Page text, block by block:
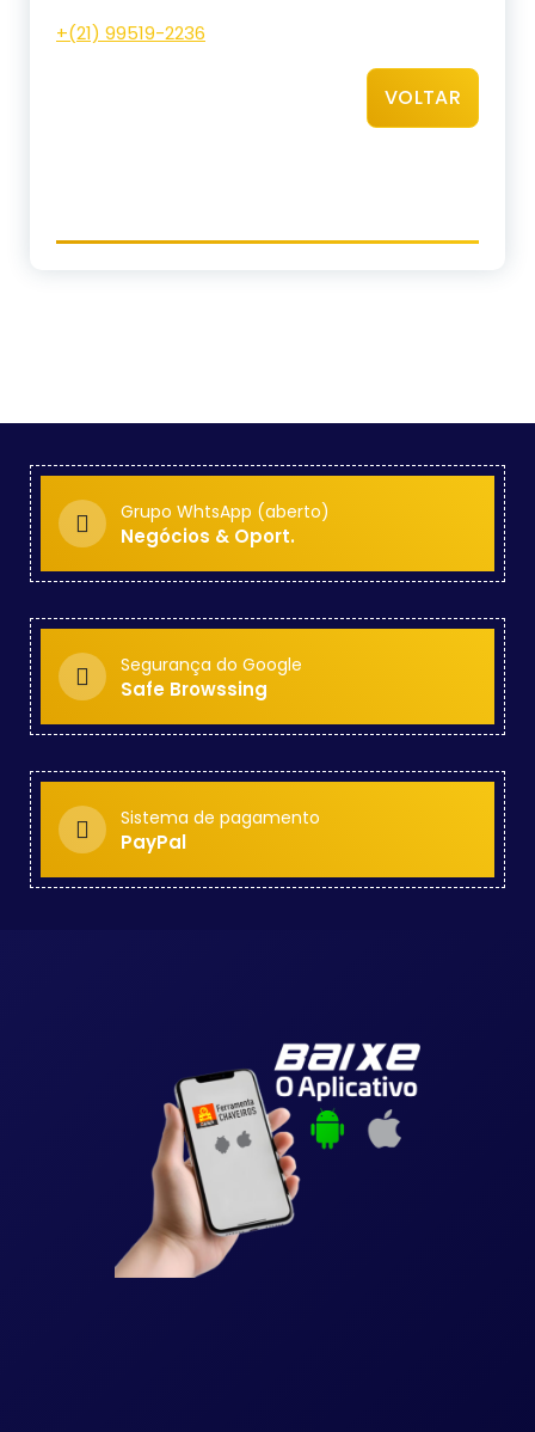
+(21) 99519-2236
VOLTAR
Grupo WhtsApp (aberto)
Negócios & Oport.
Segurança do Google
Safe Browssing
Sistema de pagamento
PayPal